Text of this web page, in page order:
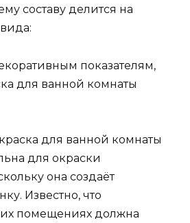
составу делится на
показателям,
для ванной комнаты
для ванной комнаты
для окраски
она создаёт
Известно, что
помещениях должна